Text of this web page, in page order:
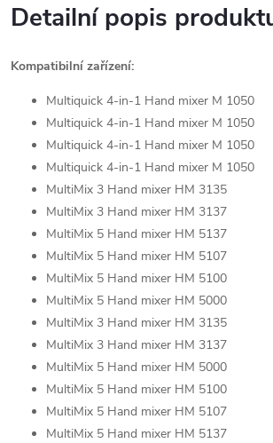
Detailní popis
Kompatibilní zařízení:
Multiquick 4-in-1 Hand mixer M 1050
Multiquick 4-in-1 Hand mixer M 1050
Multiquick 4-in-1 Hand mixer M 1050
Multiquick 4-in-1 Hand mixer M 1050
MultiMix 3 Hand mixer HM 3135
MultiMix 3 Hand mixer HM 3137
MultiMix 5 Hand mixer HM 5137
MultiMix 5 Hand mixer HM 5107
MultiMix 5 Hand mixer HM 5100
MultiMix 5 Hand mixer HM 5000
MultiMix 3 Hand mixer HM 3135
MultiMix 3 Hand mixer HM 3137
MultiMix 5 Hand mixer HM 5000
MultiMix 5 Hand mixer HM 5100
MultiMix 5 Hand mixer HM 5107
MultiMix 5 Hand mixer HM 5137